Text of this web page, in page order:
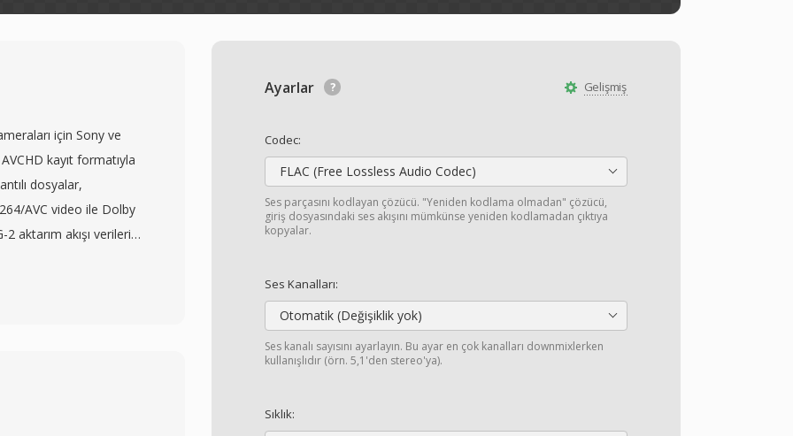
Gelişmiş
Ayarlar
Codec:
FLAC (Free Lossless Audio Codec)
Ses parçasını kodlayan çözücü. "Yeniden kodlama olmadan" çözücü,
giriş dosyasındaki ses akışını mümkünse yeniden kodlamadan çıktıya
kopyalar.
Ses Kanalları:
Otomatik (Değişiklik yok)
Ses kanalı sayısını ayarlayın. Bu ayar en çok kanalları downmixlerken
kullanışlıdır (örn. 5,1'den stereo'ya).
Sıklık:
için Sony ve
kayıt formatıyla
dosyalar,
AVC video ile Dolby
aktarım akışı verileri
doğrudan kayıt
için klipleri